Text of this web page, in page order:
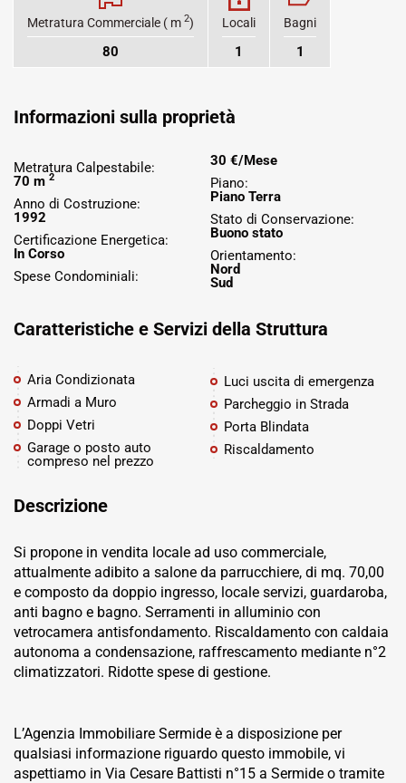
Metratura Commerciale ( m 2)
80
Locali
1
Bagni
1
Informazioni sulla proprietà
Metratura Calpestabile:
70 m 2
Anno di Costruzione:
1992
Certificazione Energetica:
In Corso
Spese Condominiali:
30 €/Mese
Piano:
Piano Terra
Stato di Conservazione:
Buono stato
Orientamento:
Nord
Sud
Caratteristiche e Servizi della Struttura
Aria Condizionata
Armadi a Muro
Doppi Vetri
Garage o posto auto
compreso nel prezzo
Luci uscita di emergenza
Parcheggio in Strada
Porta Blindata
Riscaldamento
Descrizione
Si propone in vendita locale ad uso commerciale,
attualmente adibito a salone da parrucchiere, di mq. 70,00
e composto da doppio ingresso, locale servizi, guardaroba,
anti bagno e bagno. Serramenti in alluminio con
vetrocamera antisfondamento. Riscaldamento con caldaia
autonoma a condensazione, raffrescamento mediante n°2
climatizzatori. Ridotte spese di gestione.
L’Agenzia Immobiliare Sermide è a disposizione per
qualsiasi informazione riguardo questo immobile, vi
aspettiamo in Via Cesare Battisti n°15 a Sermide o tramite